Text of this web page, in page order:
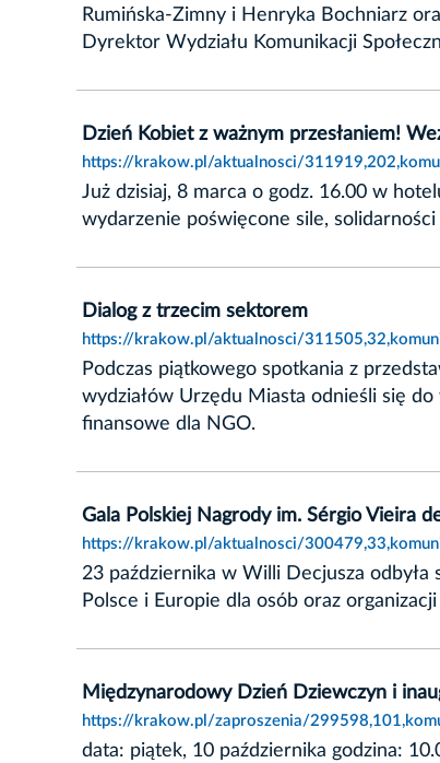
Rumińska-Zimny i Henryka Bochniarz
Dyrektor Wydziału Komunikacji
Dzień Kobiet z ważnym przesłaniem!
https://krakow.pl/aktualnosci/
Już dzisiaj, 8 marca o godz. 16.00 w
wydarzenie poświęcone sile,
Dialog z trzecim sektorem
https://krakow.pl/aktualnosci/
Podczas piątkowego spotkania z
wydziałów Urzędu Miasta odnieśli się
finansowe dla NGO.
Gala Polskiej Nagrody im. Sérgio Vieira
https://krakow.pl/aktualnosci/
23 października w Willi Decjusza
Polsce i Europie dla osób oraz
Międzynarodowy Dzień Dziewczyn i
https://krakow.pl/zaproszenia/
data: piątek, 10 października godzina: